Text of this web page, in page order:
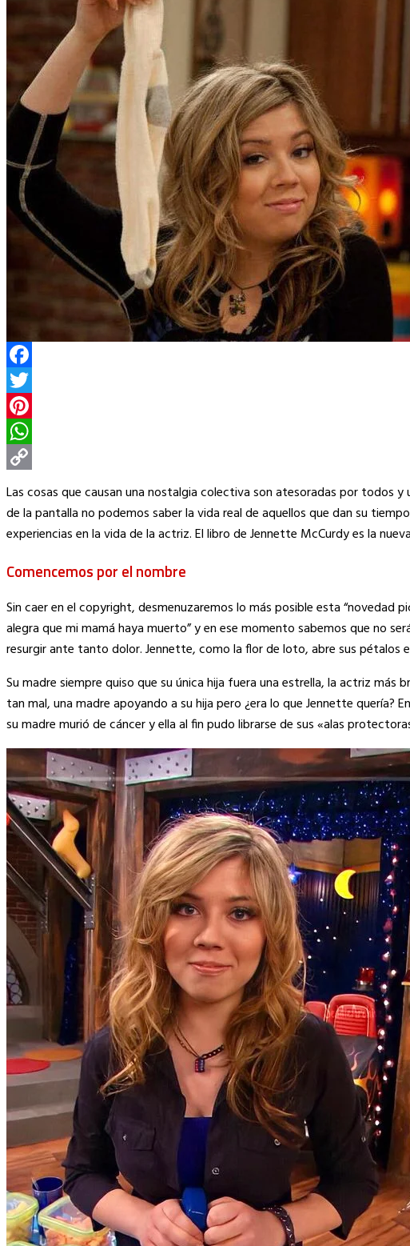
Facebook
Twitter
Pinterest
WhatsApp
Copy
Link
Las cosas que causan una nostalgia colectiva son atesoradas por todos
de la pantalla no podemos saber la vida real de aquellos que dan su
experiencias en la vida de la actriz. El libro de Jennette McCurdy es la
Comencemos por el nombre
Sin caer en el copyright, desmenuzaremos lo más posible esta “novedad
alegra que mi mamá haya muerto” y en ese momento sabemos que no
resurgir ante tanto dolor. Jennette, como la flor de loto, abre sus pétalos
Su madre siempre quiso que su única hija fuera una estrella, la actriz
tan mal, una madre apoyando a su hija pero ¿era lo que Jennette
su madre murió de cáncer y ella al fin pudo librarse de sus «alas